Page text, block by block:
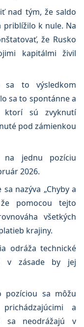
nad tým, že saldo
priblížilo k nule. Na
že Rusko
kapitálmi živil
to výsledkom
sa to spontánne a
ktorí sú zvyknutí
pod zámienkou
jednu pozíciu
2026.
nazýva „Chyby a
pomocou tejto
všetkých
krajiny.
odráža technické
v zásade by jej
pozíciou sa môžu
a
sa neodrážajú v